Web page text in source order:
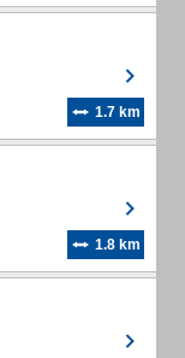
1.7 km
1.8 km